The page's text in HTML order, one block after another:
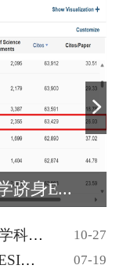
跻身E...
【学科50年专题】南开大学环境学科创建五十... 10-27
南开大学环境科学与生态学跻身ESI全球前1‰ 07-19